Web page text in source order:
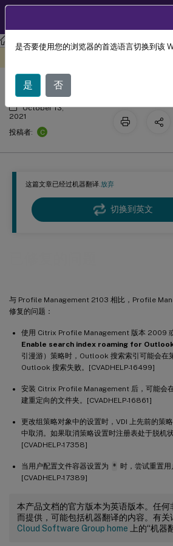
Profile Management Profile
这篇文章已经过机器翻译.放弃
切换到英文
与 Profile Management 2103 相比，Profile
修复的问题：
使用 Citrix Profile Management 版本 2009
Enable search index roaming for
引漫游）策略时，Outlook 搜索索引可能会在
Outlook 搜索失败。[CVADHELP-16499]
安装 Citrix Profile Management 后，可能会
建重定向的文件夹。[CVADHELP-16861]
更改组策略对象中的设置时，VDI 上先前的策
中取消。如果取消策略设置时注册表处于脱机
[CVADHELP-17358]
当用户配置文件容器设置为 * 时，尝试重置用
[CVADHELP-17389]
本产品文档的官方版本为英语版本。任
而提供，可能包括机器翻译的内容。有关
Cloud Software Group home 上的“机器
已修复的问题
October 13,
2021
投稿者:
C
是否要使用您的浏览器的首选语言切换到该
是 否